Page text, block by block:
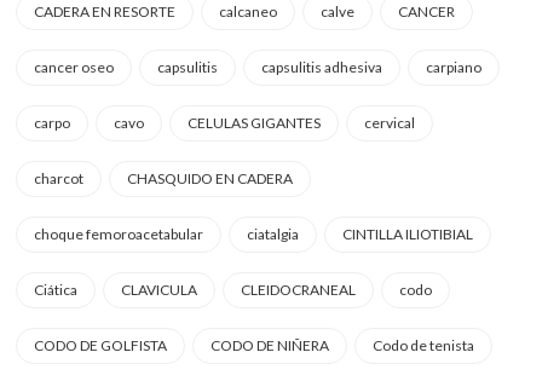
CADERA EN RESORTE calcaneo calve CANCER
cancer oseo capsulitis capsulitis adhesiva carpiano
carpo cavo CELULAS GIGANTES cervical
charcot CHASQUIDO EN CADERA
choque femoroacetabular ciatalgia CINTILLA ILIOTIBIAL
Ciática CLAVICULA CLEIDOCRANEAL codo
CODO DE GOLFISTA CODO DE NIÑERA Codo de tenista